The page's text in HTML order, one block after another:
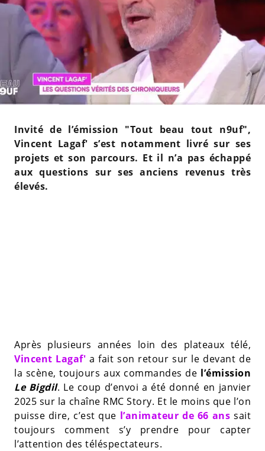
Invité de l’émission "Tout beau tout n9uf",
Vincent Lagaf' s’est notamment livré sur ses
projets et son parcours. Et il n’a pas échappé
aux questions sur ses anciens revenus très
élevés.
Après plusieurs années loin des plateaux télé,
Vincent Lagaf' a fait son retour sur le devant de
la scène, toujours aux commandes de l’émission
Le Bigdil. Le coup d’envoi a été donné en janvier
2025 sur la chaîne RMC Story. Et le moins que l’on
puisse dire, c’est que l’animateur de 66 ans sait
toujours comment s’y prendre pour capter
l’attention des téléspectateurs.